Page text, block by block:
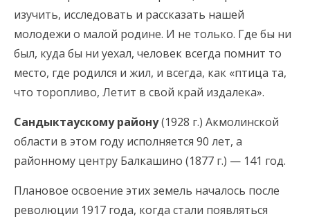
изучить, исследовать и рассказать нашей
молодежи о малой родине. И не только. Где бы ни
был, куда бы ни уехал, человек всегда помнит то
место, где родился и жил, и всегда, как «птица та,
что торопливо, Летит в свой край издалека».
Сандыктаускому району(1928 г.) Акмолинской
области в этом году исполняется 90 лет, а
районному центру Балкашино (1877 г.) — 141 год.
Плановое освоение этих земель началось после
революции 1917 года, когда стали появляться